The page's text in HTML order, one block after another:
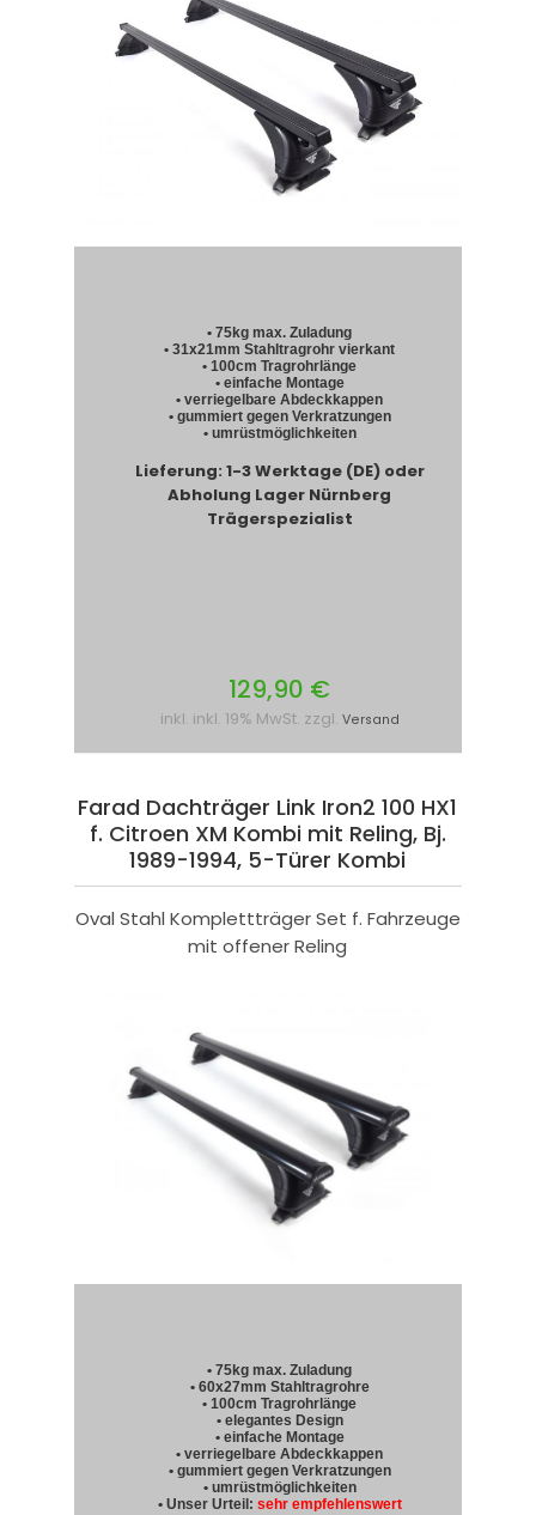
• 75kg max. Zuladung
• 31x21mm Stahltragrohr vierkant
• 100cm Tragrohrlänge
• einfache Montage
• verriegelbare Abdeckkappen
• gummiert gegen Verkratzungen
• umrüstmöglichkeiten
Lieferung: 1-3 Werktage (DE) oder
Abholung Lager Nürnberg
Trägerspezialist
129,90 €
inkl. inkl. 19% MwSt. zzgl. Versand
Farad Dachträger Link Iron2 100 HX1
f. Citroen XM Kombi mit Reling, Bj.
1989-1994, 5-Türer Kombi
Oval Stahl Komplettträger Set f. Fahrzeuge
mit offener Reling
• 75kg max. Zuladung
• 60x27mm Stahltragrohre
• 100cm Tragrohrlänge
• elegantes Design
• einfache Montage
• verriegelbare Abdeckkappen
• gummiert gegen Verkratzungen
• umrüstmöglichkeiten
• Unser Urteil: sehr empfehlenswert